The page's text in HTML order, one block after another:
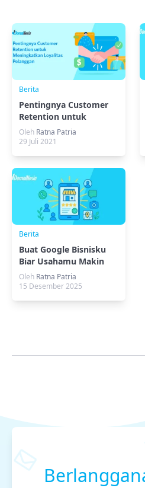
Berita
Pentingnya Customer
Retention untuk
Meningkatkan Loyalitas
Pelanggan
Oleh Ratna Patria
29 Juli 2021
Berita
Buat Google Bisnisku
Biar Usahamu Makin
Terkenal
Oleh Ratna Patria
15 Desember 2025